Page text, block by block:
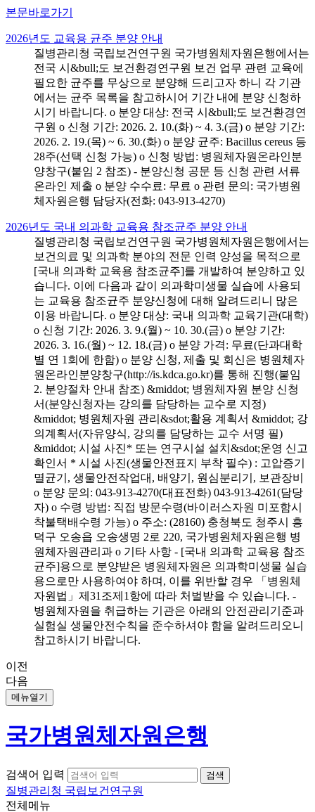
본문바로가기
2026년도 교육용 균주 분양 안내
질병관리청 국립보건연구원 국가병원체자원은행에서는
전국 시&bull;도 보건환경연구원 보건 업무 관련 교육에
필요한 균주를 무상으로 분양해 드리고자 하니 각 기관
에서는 균주 목록을 참고하시어 기간 내에 분양 신청하
시기 바랍니다. o 분양 대상: 전국 시&bull;도 보건환경연
구원 o 신청 기간: 2026. 2. 10.(화) ~ 4. 3.(금) o 분양 기간:
2026. 2. 19.(목) ~ 6. 30.(화) o 분양 균주: Bacillus cereus 등
28주(선택 신청 가능) o 신청 방법: 병원체자원온라인분
양창구(붙임 2 참조) - 분양신청 공문 등 신청 관련 서류
온라인 제출 o 분양 수수료: 무료 o 관련 문의: 국가병원
체자원은행 담당자(전화: 043-913-4270)
2026년도 국내 의과학 교육용 참조균주 분양 안내
질병관리청 국립보건연구원 국가병원체자원은행에서는
보건의료 및 의과학 분야의 전문 인력 양성을 목적으로
[국내 의과학 교육용 참조균주]를 개발하여 분양하고 있
습니다. 이에 다음과 같이 의과학미생물 실습에 사용되
는 교육용 참조균주 분양신청에 대해 알려드리니 많은
이용 바랍니다. o 분양 대상: 국내 의과학 교육기관(대학)
o 신청 기간: 2026. 3. 9.(월) ~ 10. 30.(금) o 분양 기간:
2026. 3. 16.(월) ~ 12. 18.(금) o 분양 가격: 무료(단과대학
별 연 1회에 한함) o 분양 신청, 제출 및 회신은 병원체자
원온라인분양창구(http://is.kdca.go.kr)를 통해 진행(붙임
2. 분양절차 안내 참조) &middot; 병원체자원 분양 신청
서(분양신청자는 강의를 담당하는 교수로 지정)
&middot; 병원체자원 관리&sdot;활용 계획서 &middot; 강
의계획서(자유양식, 강의를 담당하는 교수 서명 필)
&middot; 시설 사진* 또는 연구시설 설치&sdot;운영 신고
확인서 * 시설 사진(생물안전표지 부착 필수) : 고압증기
멸균기, 생물안전작업대, 배양기, 원심분리기, 보관장비
o 분양 문의: 043-913-4270(대표전화) 043-913-4261(담당
자) o 수령 방법: 직접 방문수령(바이러스자원 미포함시
착불택배수령 가능) o 주소: (28160) 충청북도 청주시 흥
덕구 오송읍 오송생명 2로 220, 국가병원체자원은행 병
원체자원관리과 o 기타 사항 - [국내 의과학 교육용 참조
균주]용으로 분양받은 병원체자원은 의과학미생물 실습
용으로만 사용하여야 하며, 이를 위반할 경우 「병원체
자원법」제31조제1항에 따라 처벌받을 수 있습니다. -
병원체자원을 취급하는 기관은 아래의 안전관리기준과
실험실 생물안전수칙을 준수하셔야 함을 알려드리오니
참고하시기 바랍니다.
이전
다음
메뉴열기
국가병원체자원은행
검색어 입력
질병관리청 국립보건연구원
전체메뉴